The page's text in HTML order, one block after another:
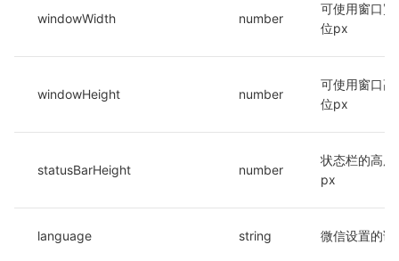
windowWidth number
可使用窗口宽
位px
windowHeight number
可使用窗口高
位px
statusBarHeight number
状态栏的高度
px
language string 微信设置的语